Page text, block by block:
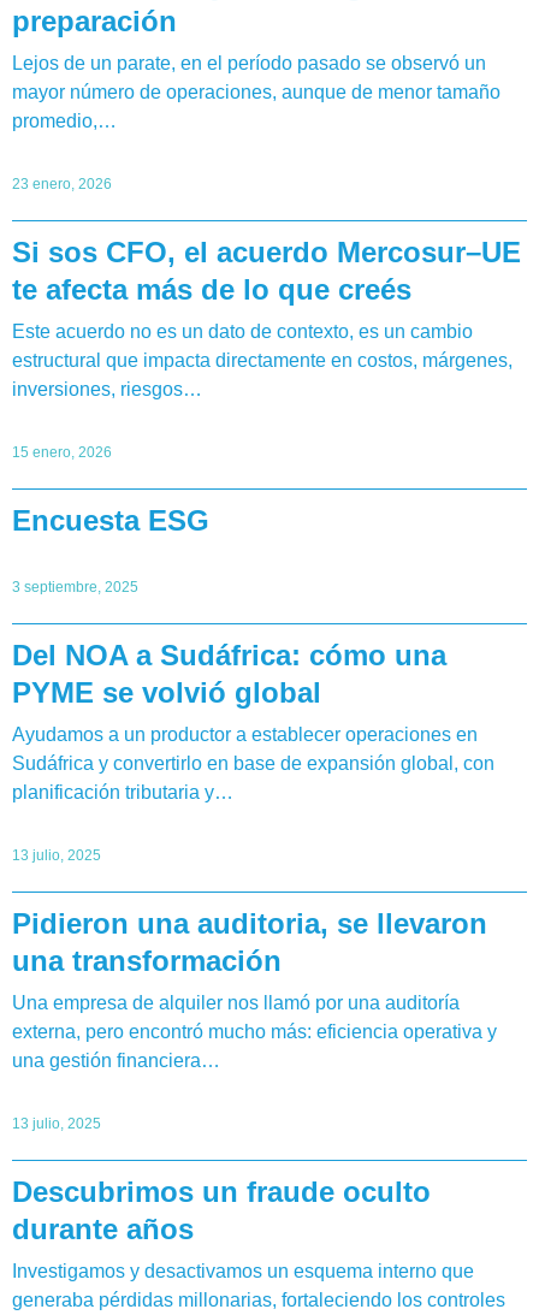
preparación
Lejos de un parate, en el período pasado se observó un
mayor número de operaciones, aunque de menor tamaño
promedio,…
23 enero, 2026
Si sos CFO, el acuerdo Mercosur–UE
te afecta más de lo que creés
Este acuerdo no es un dato de contexto, es un cambio
estructural que impacta directamente en costos, márgenes,
inversiones, riesgos…
15 enero, 2026
Encuesta ESG
3 septiembre, 2025
Del NOA a Sudáfrica: cómo una
PYME se volvió global
Ayudamos a un productor a establecer operaciones en
Sudáfrica y convertirlo en base de expansión global, con
planificación tributaria y…
13 julio, 2025
Pidieron una auditoria, se llevaron
una transformación
Una empresa de alquiler nos llamó por una auditoría
externa, pero encontró mucho más: eficiencia operativa y
una gestión financiera…
13 julio, 2025
Descubrimos un fraude oculto
durante años
Investigamos y desactivamos un esquema interno que
generaba pérdidas millonarias, fortaleciendo los controles